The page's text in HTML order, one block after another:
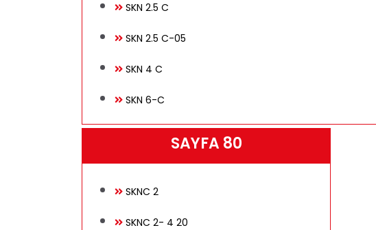
SKN 2.5 C
SKN 2.5 C-05
SKN 4 C
SKN 6-C
SAYFA 80
SKNC 2
SKNC 2- 4 20